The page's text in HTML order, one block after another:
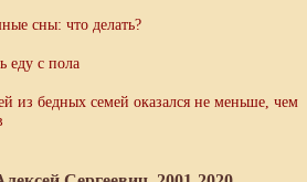
сны: что делать?
еду с пола
из бедных семей оказался не меньше, чем